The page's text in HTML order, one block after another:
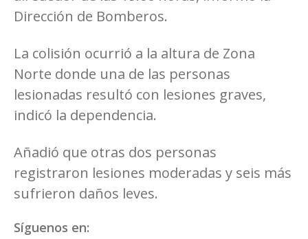
Dirección de Bomberos.
La colisión ocurrió a la altura de Zona
Norte donde una de las personas
lesionadas resultó con lesiones graves,
indicó la dependencia.
Añadió que otras dos personas
registraron lesiones moderadas y seis más
sufrieron daños leves.
Síguenos en: